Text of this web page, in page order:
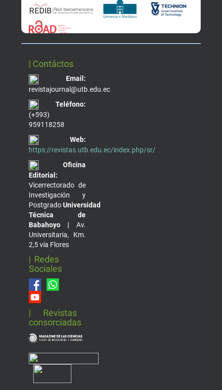
| Contáctos
Email:
revistajournal@utb.edu.ec
Teléfono:
(+593)
959118258
Web:
https://revistas.utb.edu.ec/index.php/sr/
Oficina
Editorial:
Vicerrectorado de
Investigación y
PostgradoUniversidad
Técnica de
Babahoyo | Av.
Universitaria, Km.
2,5 vía Flores
| Redes
Sociales
| Revistas
consorciadas